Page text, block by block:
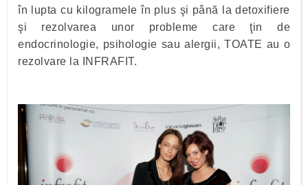
în lupta cu kilogramele în plus şi până la detoxifiere
şi rezolvarea unor probleme care ţin de
endocrinologie, psihologie sau alergii, TOATE au o
rezolvare la INFRAFIT.